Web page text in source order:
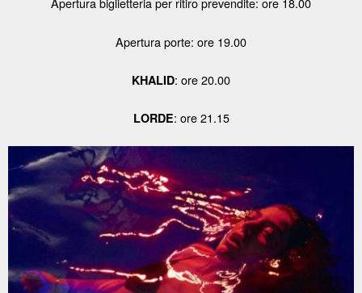
Apertura porte: ore 19.00
KHALID: ore 20.00
LORDE: ore 21.15